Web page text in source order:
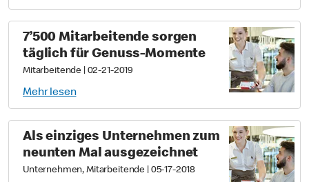
7’500 Mitarbeitende sorgen
täglich für Genuss-Momente
Mitarbeitende 02-21-2019
Mehr lesen
Als einziges Unternehmen zum
neunten Mal ausgezeichnet
Unternehmen, Mitarbeitende 05-17-2018